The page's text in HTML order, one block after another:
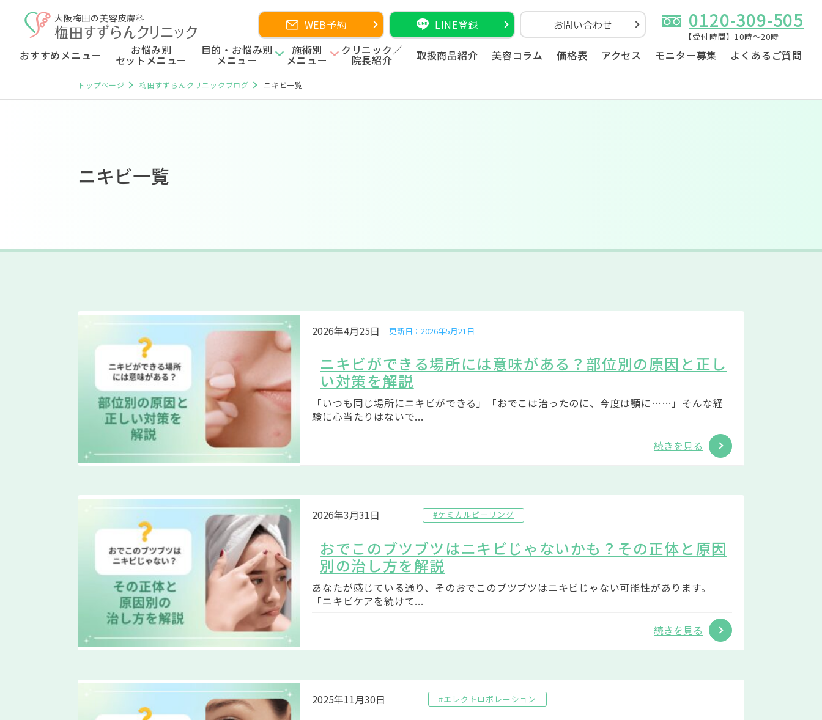
大阪梅田の美容皮膚科 WEB予約 LINE登録 お問い合わせ 0120-309-505
【受付時間】10時～20時
おすすめメニュー お悩み別
セットメニュー
目的・お悩み別
メニュー
施術別
メニュー
クリニック／
院長紹介 取扱商品紹介 美容コラム 価格表 アクセス モニター募集 よくあるご質問
トップページ 梅田すずらんクリニックブログ ニキビ一覧
ニキビ一覧
2026年4月25日 更新日：2026年5月21日
ニキビができる場所には意味がある？部位別の原因と正し
い対策を解説
「いつも同じ場所にニキビができる」「おでこは治ったのに、今度は顎に……」そんな経
験に心当たりはないで...
続きを見る
2026年3月31日 #ケミカルピーリング
おでこのブツブツはニキビじゃないかも？その正体と原因
別の治し方を解説
あなたが感じている通り、そのおでこのブツブツはニキビじゃない可能性があります。
「ニキビケアを続けて...
続きを見る
2025年11月30日 #エレクトロポレーション